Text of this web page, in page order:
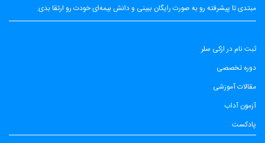
مبتدی تا پیشرفته رو به صورت رایگان ببینی و دانش بیمه‌ای خودت رو ارتقا بدی.
ثبت نام در ازکی سلر
دوره تخصصی
مقالات آموزشی
آزمون آداب
پادکست